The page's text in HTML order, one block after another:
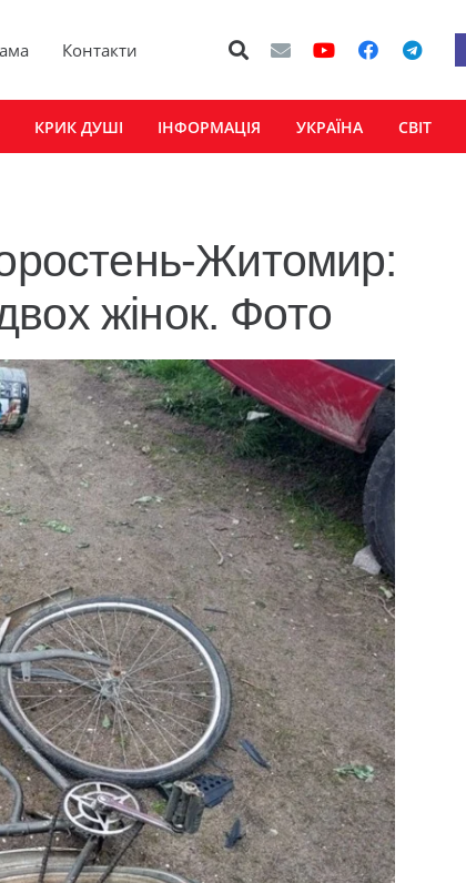
Контакти
КРИК ДУШІ ІНФОРМАЦІЯ УКРАЇНА СВІТ
Житомир:
жінок. Фото